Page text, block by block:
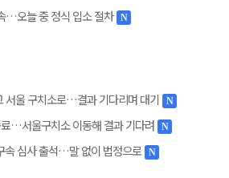
…오늘 중 정식 입소 절차 N
서울 구치소로…결과 기다리며 대기 N
…서울구치소 이동해 결과 기다려 N
속 심사 출석…말 없이 법정으로 N